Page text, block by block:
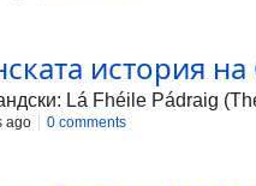
история
Lá Fhéile Pádraig
ago 0 comments